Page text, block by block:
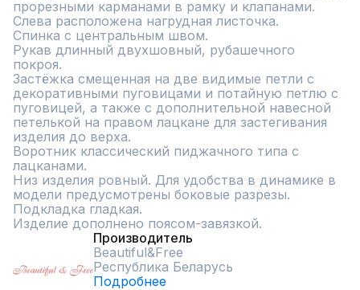
прорезными карманами в рамку и клапанами.
Слева расположена нагрудная листочка.
Спинка с центральным швом.
Рукав длинный двухшовный, рубашечного
покроя.
Застёжка смещенная на две видимые петли с
декоративными пуговицами и потайную петлю с
пуговицей, а также с дополнительной навесной
петелькой на правом лацкане для застегивания
изделия до верха.
Воротник классический пиджачного типа с
лацканами.
Низ изделия ровный. Для удобства в динамике в
модели предусмотрены боковые разрезы.
Подкладка гладкая.
Изделие дополнено поясом-завязкой.
Производитель
Beautiful&Free
Республика Беларусь
Подробнее